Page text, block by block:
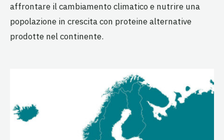
affrontare il cambiamento climatico e nutrire una
popolazione in crescita con proteine alternative
prodotte nel continente.